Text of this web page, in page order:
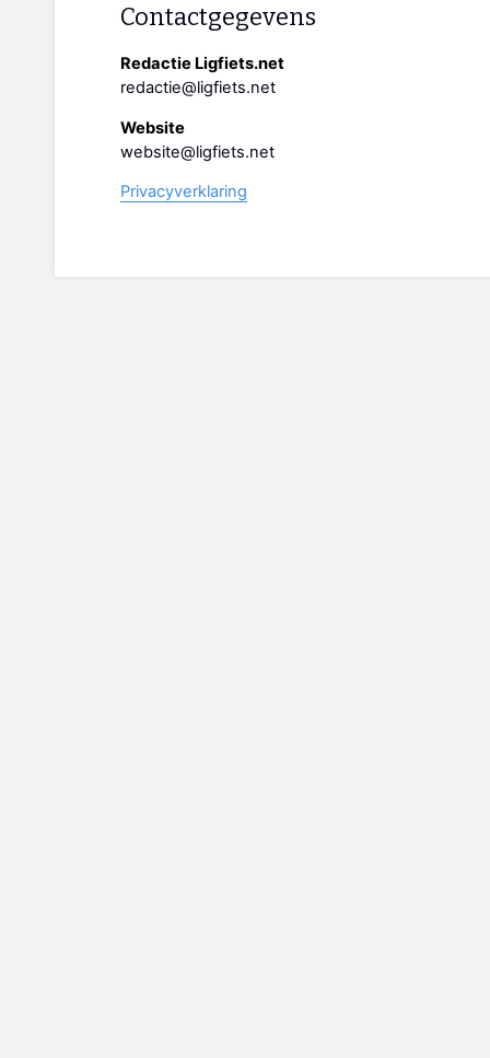
Contactgegevens
Redactie Ligfiets.net
redactie@ligfiets.net
Website
website@ligfiets.net
Privacyverklaring